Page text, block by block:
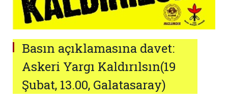
Basın açıklamasına davet:
Askeri Yargı Kaldırılsın(19
Şubat, 13.00, Galatasaray)